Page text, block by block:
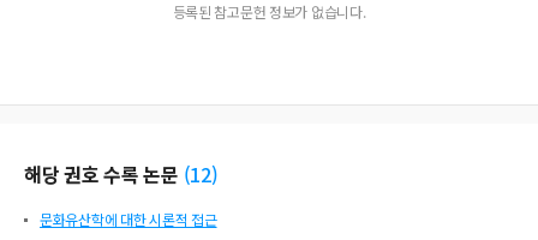
등록된 참고문헌 정보가 없습니다.
해당 권호 수록 논문 (12)
문화유산학에 대한 시론적 접근